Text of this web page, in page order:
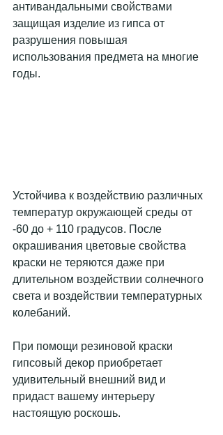
антивандальными свойствами
защищая изделие из гипса от
разрушения повышая
использования предмета на многие
годы.
Устойчива к воздействию различных
температур окружающей среды от
-60 до + 110 градусов. После
окрашивания цветовые свойства
краски не теряются даже при
длительном воздействии солнечного
света и воздействии температурных
колебаний.
При помощи резиновой краски
гипсовый декор приобретает
удивительный внешний вид и
придаст вашему интерьеру
настоящую роскошь.